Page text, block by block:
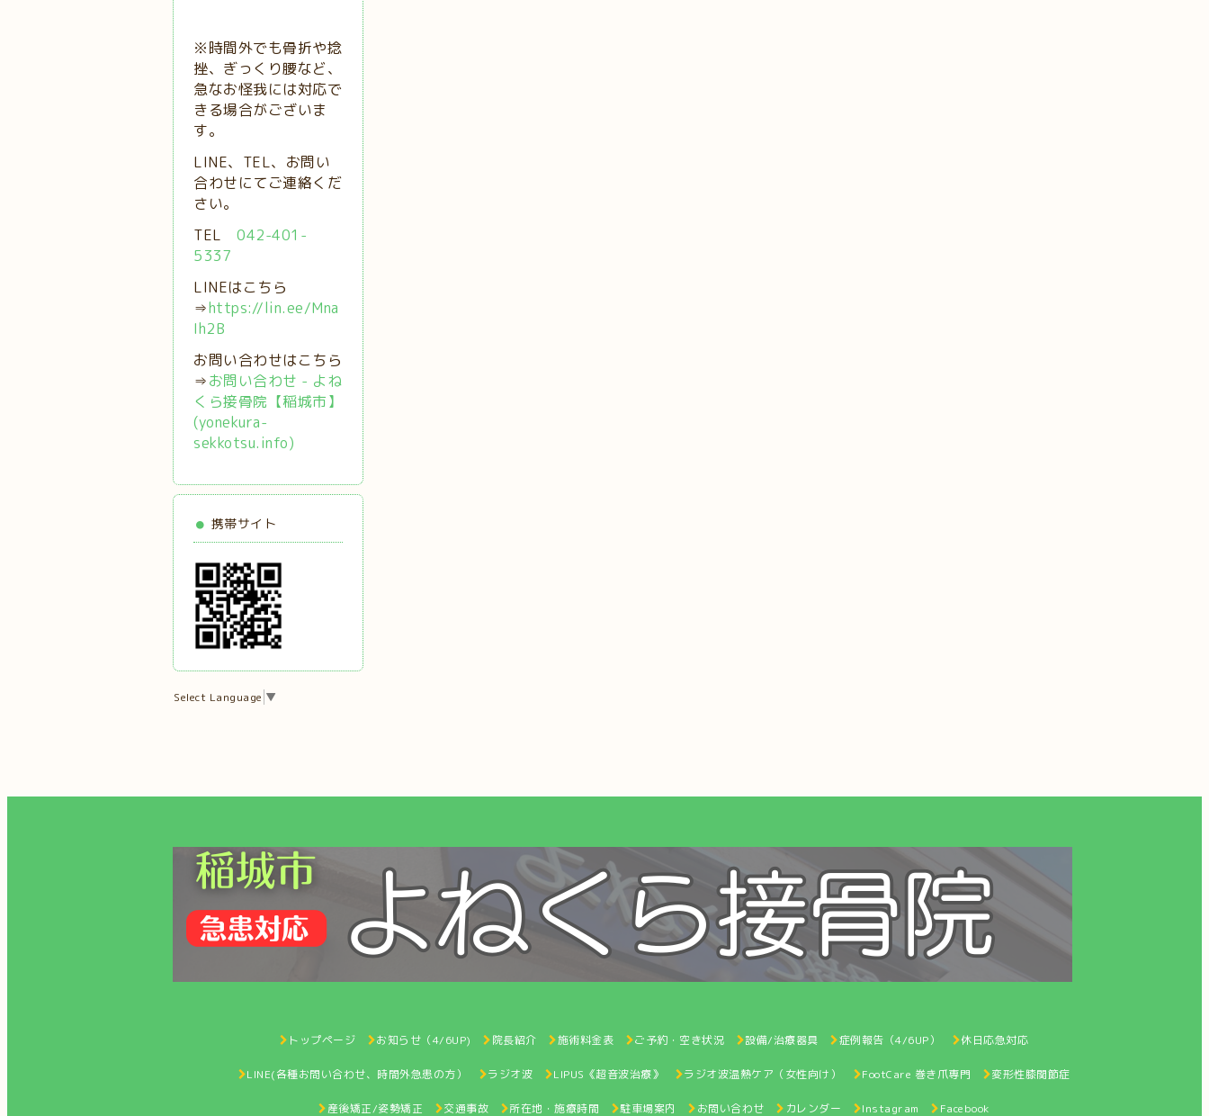
※時間外でも骨折や捻
挫、ぎっくり腰など、
急なお怪我には対応で
きる場合がございま
す。
LINE、TEL、お問い
合わせにてご連絡くだ
さい。
TEL 042-401-
5337
LINEはこちら
⇒https://lin.ee/Mna
Ih2B
お問い合わせはこちら
⇒お問い合わせ - よね
くら接骨院【稲城市】
(yonekura-
sekkotsu.info)
携帯サイト
Select Language ▼
トップページ お知らせ（4/6UP) 院長紹介 施術料金表 ご予約・空き状況 設備/治療器具 症例報告（4/6UP） 休日応急対応
LINE(各種お問い合わせ、時間外急患の方） ラジオ波 LIPUS《超音波治療》 ラジオ波温熱ケア（女性向け） FootCare 巻き爪専門 変形性膝関節症
産後矯正/姿勢矯正 交通事故 所在地・施療時間 駐車場案内 お問い合わせ カレンダー Instagram Facebook